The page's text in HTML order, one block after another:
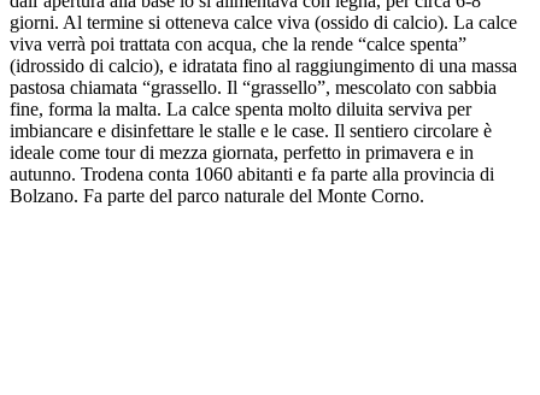
giorni. Al termine si otteneva calce viva (ossido di calcio). La calce
viva verrà poi trattata con acqua, che la rende “calce spenta”
(idrossido di calcio), e idratata fino al raggiungimento di una massa
pastosa chiamata “grassello. Il “grassello”, mescolato con sabbia
fine, forma la malta. La calce spenta molto diluita serviva per
imbiancare e disinfettare le stalle e le case. Il sentiero circolare è
ideale come tour di mezza giornata, perfetto in primavera e in
autunno. Trodena conta 1060 abitanti e fa parte alla provincia di
Bolzano. Fa parte del parco naturale del Monte Corno.